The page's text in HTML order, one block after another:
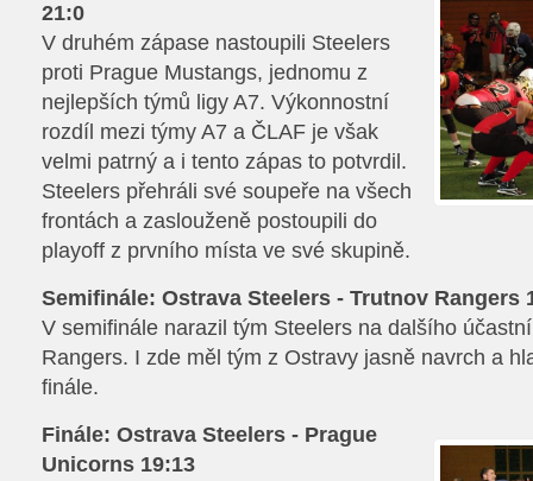
21:0
V druhém zápase nastoupili Steelers
proti Prague Mustangs, jednomu z
nejlepších týmů ligy A7. Výkonnostní
rozdíl mezi týmy A7 a ČLAF je však
velmi patrný a i tento zápas to potvrdil.
Steelers přehráli své soupeře na všech
frontách a zaslouženě postoupili do
playoff z prvního místa ve své skupině.
Semifinále: Ostrava Steelers - Trutnov Rangers
V semifinále narazil tým Steelers na dalšího
Rangers. I zde měl tým z Ostravy jasně navrch a
finále.
Finále: Ostrava Steelers - Prague
Unicorns 19:13